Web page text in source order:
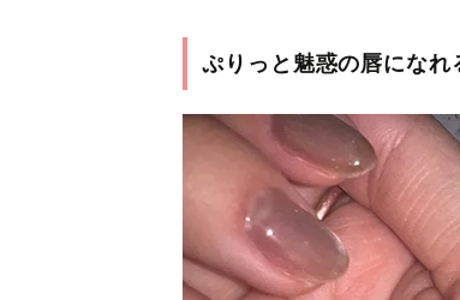
ぷりっと魅惑の唇にな